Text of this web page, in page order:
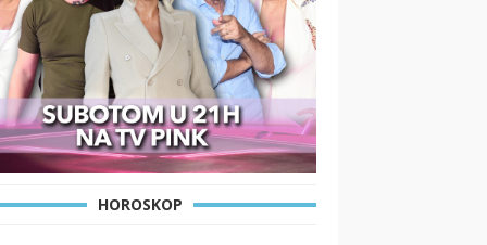
HOROSKOP